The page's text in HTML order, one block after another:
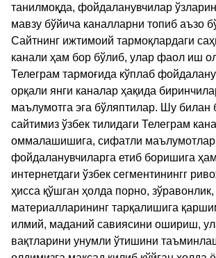
танилмоқда, фойдаланувчилар
мавзу бўйича каналларни топиб аъзо
Сайтнинг ижтимоий тармоқлардаги
канали ҳам бор бўлиб, улар фаол иш
Телеграм тармоғида кўплаб
орқали янги каналар ҳақида
маълумотга эга бўляптилар. Шу билан
сайтимиз ўзбек тилидаги Телеграм
оммалашишига, сифатли маълумотлар
фойдаланувчиларга етиб боришига
интернетдаги ўзбек сегментинингг
ҳисса қўшган ҳолда порно,
материалларининг тарқалишига
илмий, маданий савиясини ошириш,
вақтларини унумли ўтишини